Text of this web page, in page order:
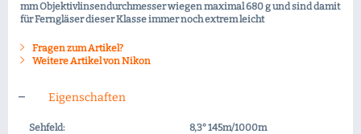
mm Objektivlinsendurchmesser wiegen maximal 680 g und sind damit
für Ferngläser dieser Klasse immer noch extrem leicht
Fragen zum Artikel?
Weitere Artikel von Nikon
Eigenschaften
Sehfeld:
8,3° 145m/1000m